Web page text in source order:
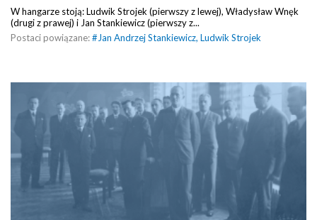
W hangarze stoją: Ludwik Strojek (pierwszy z lewej), Władysław Wnęk
(drugi z prawej) i Jan Stankiewicz (pierwszy z...
Postaci powiązane:#Jan Andrzej Stankiewicz, Ludwik Strojek